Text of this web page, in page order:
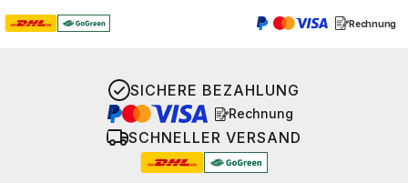
Rechnung
SICHERE BEZAHLUNG
Rechnung
SCHNELLER VERSAND